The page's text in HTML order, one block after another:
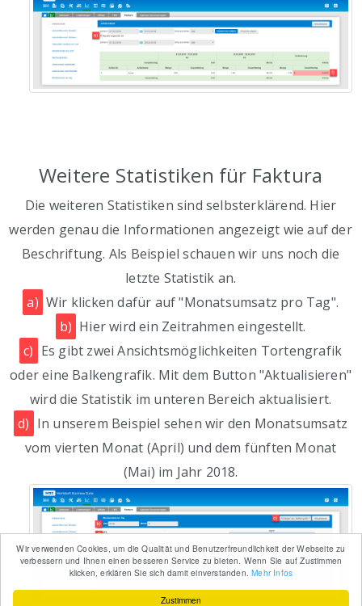
Zustimmen
Wir verwenden Cookies, um die Qualität und Benutzerfreundlichkeit der Webseite zu
verbessern und Ihnen einen besseren Service zu bieten. Wenn Sie auf Zustimmen
klicken, erklären Sie sich damit einverstanden.Mehr Infos
Weitere Statistiken für Faktura
Die weiteren Statistiken sind selbsterklärend. Hier
werden genau die Informationen angezeigt wie auf der
Beschriftung. Als Beispiel schauen wir uns noch die
letzte Statistik an.
a) Wir klicken dafür auf "Monatsumsatz pro Tag".
b) Hier wird ein Zeitrahmen eingestellt.
c) Es gibt zwei Ansichtsmöglichkeiten Tortengrafik
oder eine Balkengrafik. Mit dem Button "Aktualisieren"
wird die Statistik im unteren Bereich aktualisiert.
d) In unserem Beispiel sehen wir den Monatsumsatz
vom vierten Monat (April) und dem fünften Monat
(Mai) im Jahr 2018.